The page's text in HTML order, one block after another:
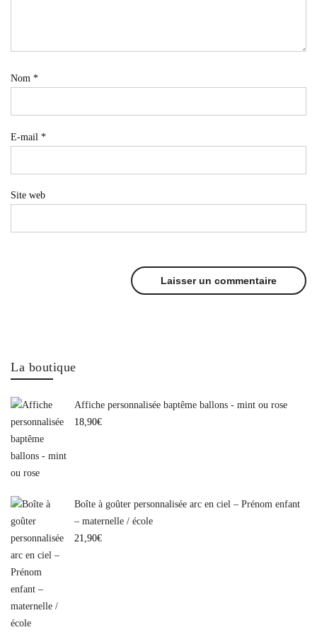
Nom *
E-mail *
Site web
La boutique
Affiche personnalisée baptême ballons - mint ou rose
18,90€
Boîte à goûter personnalisée arc en ciel – Prénom enfant
– maternelle / école
21,90€